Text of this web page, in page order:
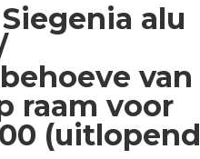
alu
van
raam voor
(uitlopend